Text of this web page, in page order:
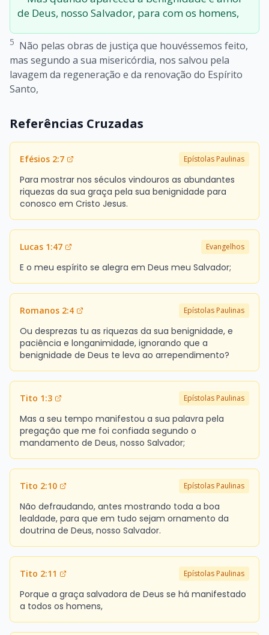
de Deus, nosso Salvador, para com os homens,
5 Não pelas obras de justiça que houvéssemos feito,
mas segundo a sua misericórdia, nos salvou pela
lavagem da regeneração e da renovação do Espírito
Santo,
Referências Cruzadas
Efésios 2:7 Epístolas Paulinas
Para mostrar nos séculos vindouros as abundantes
riquezas da sua graça pela sua benignidade para
conosco em Cristo Jesus.
Lucas 1:47 Evangelhos
E o meu espírito se alegra em Deus meu Salvador;
Romanos 2:4 Epístolas Paulinas
Ou desprezas tu as riquezas da sua benignidade, e
paciência e longanimidade, ignorando que a
benignidade de Deus te leva ao arrependimento?
Tito 1:3 Epístolas Paulinas
Mas a seu tempo manifestou a sua palavra pela
pregação que me foi confiada segundo o
mandamento de Deus, nosso Salvador;
Tito 2:10 Epístolas Paulinas
Não defraudando, antes mostrando toda a boa
lealdade, para que em tudo sejam ornamento da
doutrina de Deus, nosso Salvador.
Tito 2:11 Epístolas Paulinas
Porque a graça salvadora de Deus se há manifestado
a todos os homens,